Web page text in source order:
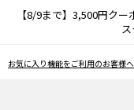
【8/9まで】3,500円ク
お気に入り機能をご利用のお客様へ